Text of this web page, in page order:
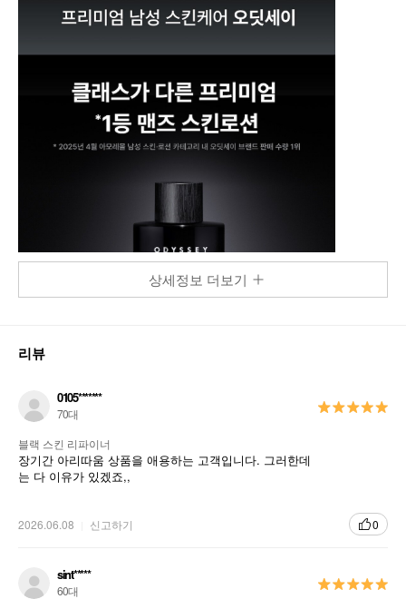
상세정보 더보기
리뷰
0105*******
70대
블랙 스킨 리파이너
장기간 아리따움 상품을 애용하는 고객입니다. 그러한데
는 다 이유가 있겠죠,,
2026.06.08 신고하기 0
sint*****
60대